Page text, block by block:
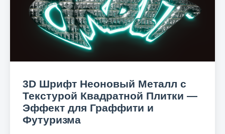
3D Шрифт Неоновый Металл с
Текстурой Квадратной Плитки —
Эффект для Граффити и
Футуризма